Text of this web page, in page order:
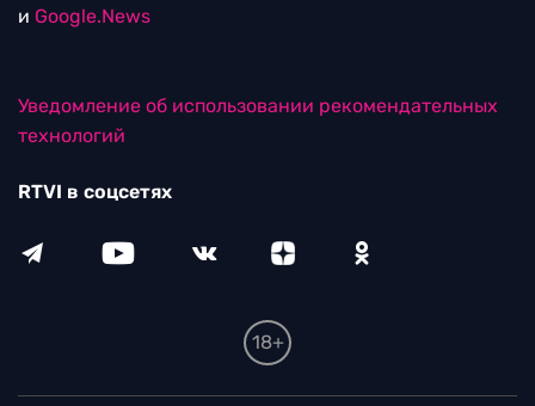
и Google.News
Уведомление об использовании рекомендательных
технологий
RTVI в соцсетях
18+